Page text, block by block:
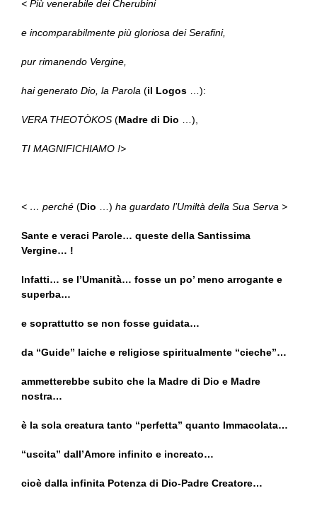
< Più venerabile dei Cherubini
e incomparabilmente più gloriosa dei Serafini,
pur rimanendo Vergine,
hai generato Dio, la Parola (il Logos …):
VERA THEOTÒKOS (Madre di Dio …),
TI MAGNIFICHIAMO !>
< … perché (Dio …) ha guardato l’Umiltà della Sua Serva >
Sante e veraci Parole… queste della Santissima
Vergine… !
Infatti… se l’Umanità… fosse un po’ meno arrogante e
superba…
e soprattutto se non fosse guidata…
da “Guide” laiche e religiose spiritualmente “cieche”…
ammetterebbe subito che la Madre di Dio e Madre
nostra…
è la sola creatura tanto “perfetta” quanto Immacolata…
“uscita” dall’Amore infinito e increato…
cioè dalla infinita Potenza di Dio-Padre Creatore…